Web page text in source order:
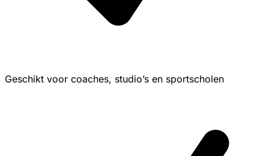
Geschikt voor coaches, studio’s en sportscholen